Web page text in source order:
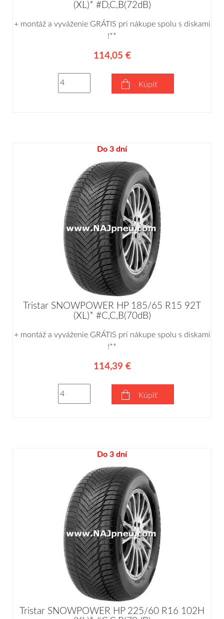
(XL)* #D,C,B(72dB)
+ montáž a vyváženie GRÁTIS pri nákupe spolu s diskami
!**
114,05 €
Kúpiť
Do 3 dní
Tristar SNOWPOWER HP 185/65 R15 92T
(XL)* #C,C,B(70dB)
+ montáž a vyváženie GRÁTIS pri nákupe spolu s diskami
!**
114,39 €
Kúpiť
Do 3 dní
Tristar SNOWPOWER HP 225/60 R16 102H